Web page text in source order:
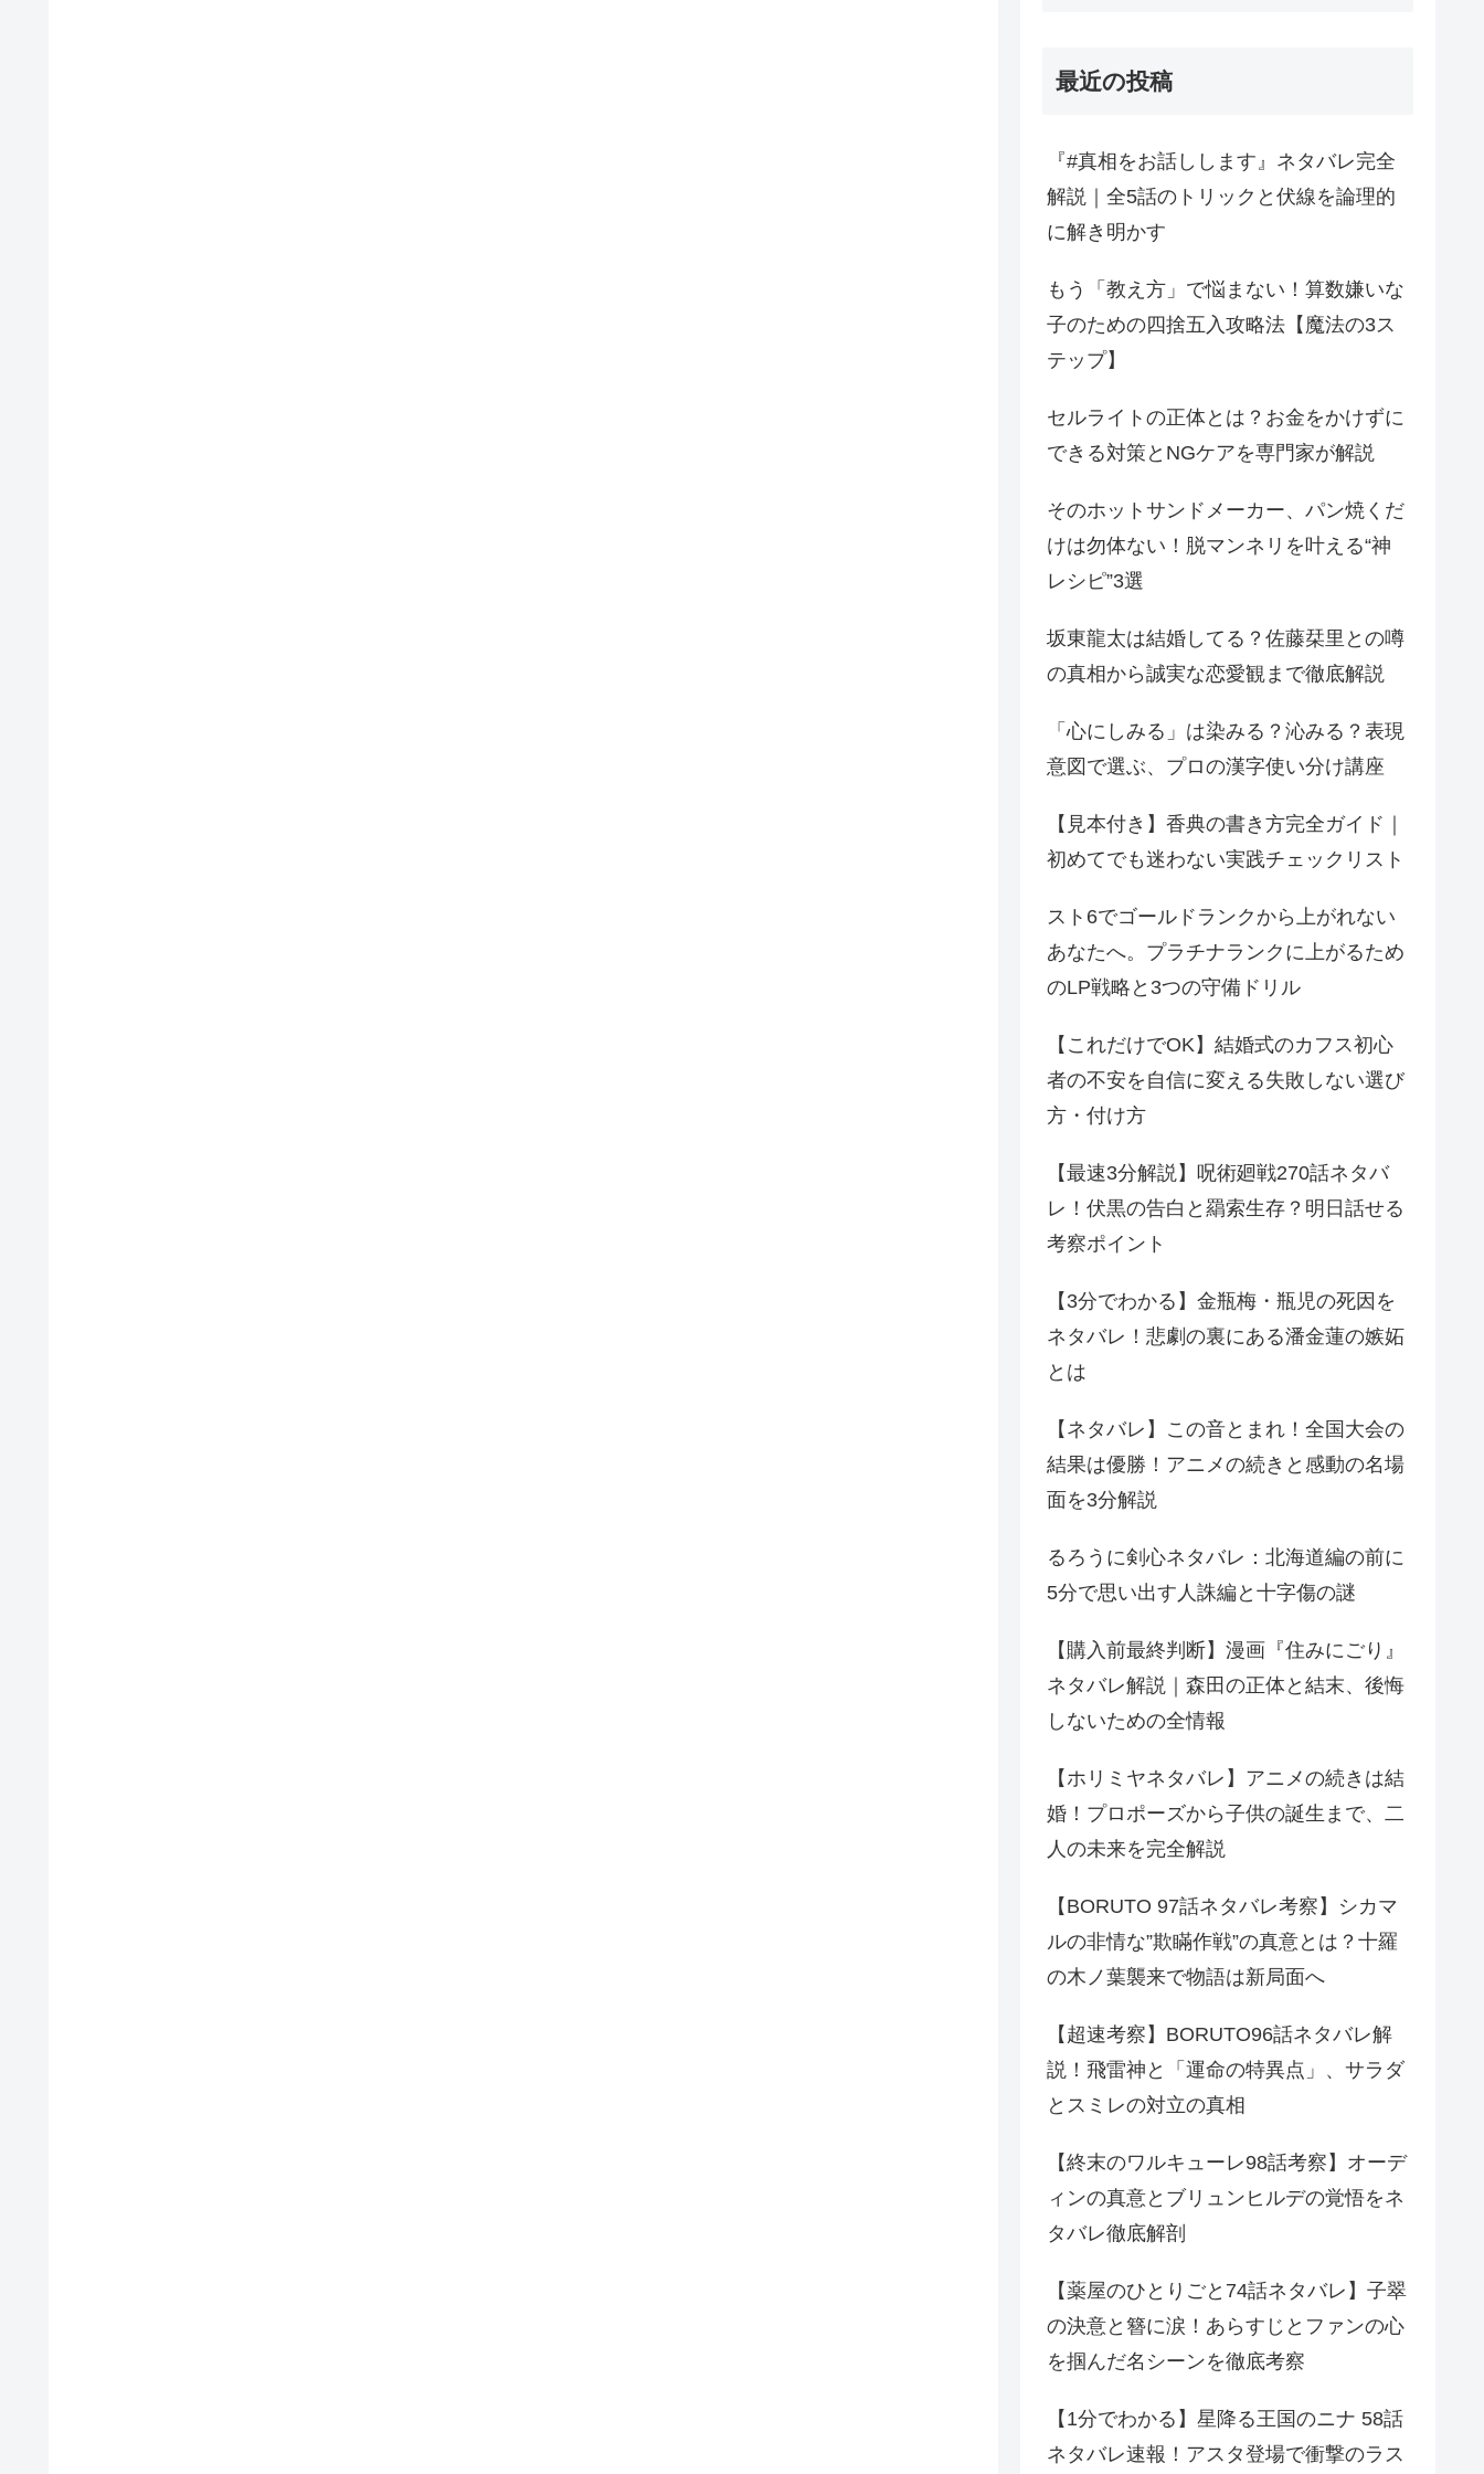
最近の投稿
『#真相をお話しします』ネタバレ完全
解説｜全5話のトリックと伏線を論理的
に解き明かす
もう「教え方」で悩まない！算数嫌いな
子のための四捨五入攻略法【魔法の3ス
テップ】
セルライトの正体とは？お金をかけずに
できる対策とNGケアを専門家が解説
そのホットサンドメーカー、パン焼くだ
けは勿体ない！脱マンネリを叶える“神
レシピ”3選
坂東龍太は結婚してる？佐藤栞里との噂
の真相から誠実な恋愛観まで徹底解説
「心にしみる」は染みる？沁みる？表現
意図で選ぶ、プロの漢字使い分け講座
【見本付き】香典の書き方完全ガイド｜
初めてでも迷わない実践チェックリスト
スト6でゴールドランクから上がれない
あなたへ。プラチナランクに上がるため
のLP戦略と3つの守備ドリル
【これだけでOK】結婚式のカフス初心
者の不安を自信に変える失敗しない選び
方・付け方
【最速3分解説】呪術廻戦270話ネタバ
レ！伏黒の告白と羂索生存？明日話せる
考察ポイント
【3分でわかる】金瓶梅・瓶児の死因を
ネタバレ！悲劇の裏にある潘金蓮の嫉妬
とは
【ネタバレ】この音とまれ！全国大会の
結果は優勝！アニメの続きと感動の名場
面を3分解説
るろうに剣心ネタバレ：北海道編の前に
5分で思い出す人誅編と十字傷の謎
【購入前最終判断】漫画『住みにごり』
ネタバレ解説｜森田の正体と結末、後悔
しないための全情報
【ホリミヤネタバレ】アニメの続きは結
婚！プロポーズから子供の誕生まで、二
人の未来を完全解説
【BORUTO 97話ネタバレ考察】シカマ
ルの非情な”欺瞞作戦”の真意とは？十羅
の木ノ葉襲来で物語は新局面へ
【超速考察】BORUTO96話ネタバレ解
説！飛雷神と「運命の特異点」、サラダ
とスミレの対立の真相
【終末のワルキューレ98話考察】オーデ
ィンの真意とブリュンヒルデの覚悟をネ
タバレ徹底解剖
【薬屋のひとりごと74話ネタバレ】子翠
の決意と簪に涙！あらすじとファンの心
を掴んだ名シーンを徹底考察
【1分でわかる】星降る王国のニナ 58話
ネタバレ速報！アスタ登場で衝撃のラス